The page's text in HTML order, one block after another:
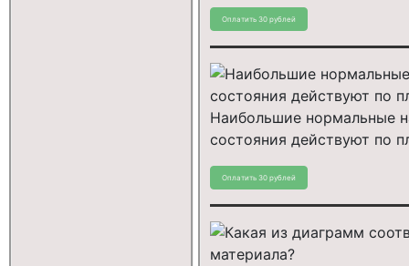
Наибольшие нормальные
состояния действуют по